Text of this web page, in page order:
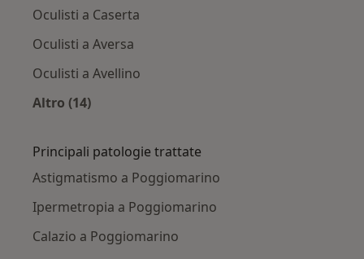
Oculisti a Caserta
Oculisti a Aversa
Oculisti a Avellino
Altro (14)
Principali patologie trattate
Astigmatismo a Poggiomarino
Ipermetropia a Poggiomarino
Calazio a Poggiomarino